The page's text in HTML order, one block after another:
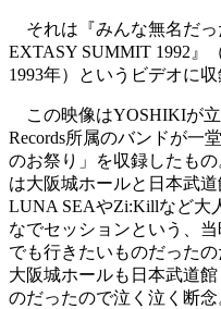
それは『みんな無名だ
EXTASY SUMMIT 1992』
1993年）というビデオに収
この映像はYOSHIKIが立
Records所属のバンドが一
のお祭り」を収録したもの
は大阪城ホールと日本武
LUNA SEAやZi:Killなど大
なでセッションという、
でも行きたいものだった
大阪城ホールも日本武道
のだったので泣く泣く断念